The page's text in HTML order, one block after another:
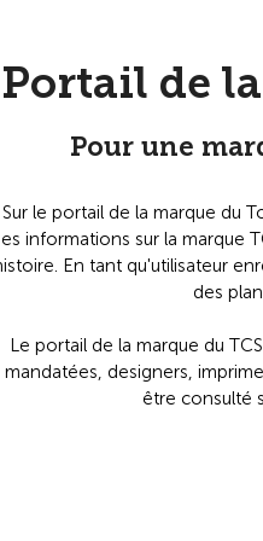
Portail de
Pour une
Sur le portail de la marque du
informations sur la marque
En tant qu'utilisateur
des
Le portail de la marque du
mandatées, designers,
être consulté